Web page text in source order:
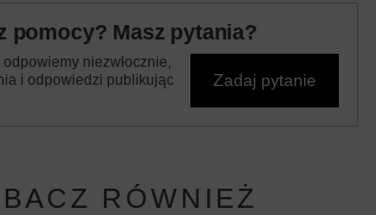
pomocy? Masz pytania?
niezwłocznie,
i odpowiedzi publikując
Zadaj pytanie
RÓWNIEŻ